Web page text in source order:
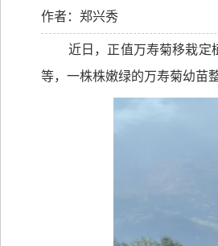
作者：郑兴秀
近日，正值万寿菊移栽定
等，一株株嫩绿的万寿菊幼苗